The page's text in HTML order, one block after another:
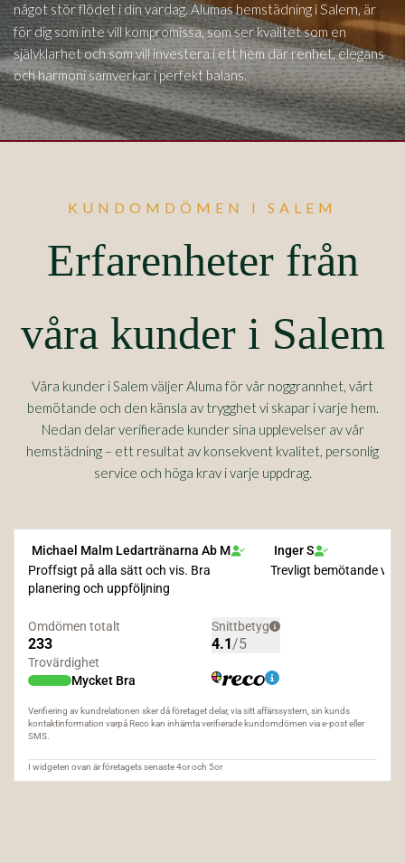
något stör flödet i din vardag. Alumas hemstädning iSalem, är
för dig som inte vill kompromissa, som ser kvalitet som en
självklarhet och som vill investera i ett hem där renhet, elegans
och harmoni samverkar i perfekt balans.
KUNDOMDÖMEN I SALEM
Erfarenheter från
våra kunder i Salem
Våra kunder i Salem väljer Aluma för vår noggrannhet, vårt
bemötande och den känsla av trygghet vi skapar i varje hem.
Nedan delar verifierade kunder sina upplevelser av vår
hemstädning – ett resultat av konsekvent kvalitet, personlig
service och höga krav i varje uppdrag.